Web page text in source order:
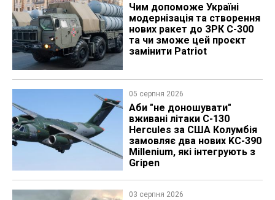
Чим допоможе Україні
модернізація та створення
нових ракет до ЗРК С-300
та чи зможе цей проєкт
замінити Patriot
05 серпня 2026
Аби "не доношувати"
вживані літаки C-130
Hercules за США Колумбія
замовляє два нових KC-390
Millenium, які інтегрують з
Gripen
03 серпня 2026